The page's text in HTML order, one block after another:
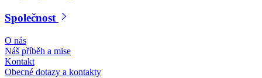
Společnost
O nás
Náš příběh a mise
Kontakt
Obecné dotazy a kontakty